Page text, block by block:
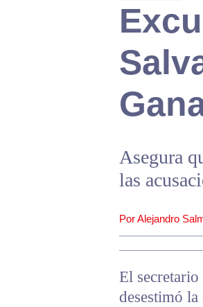
Asegura
las
Por Alejandro
El
desestimó